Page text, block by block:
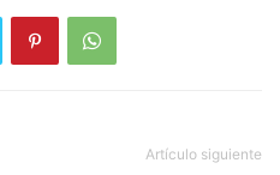
Artículo siguiente